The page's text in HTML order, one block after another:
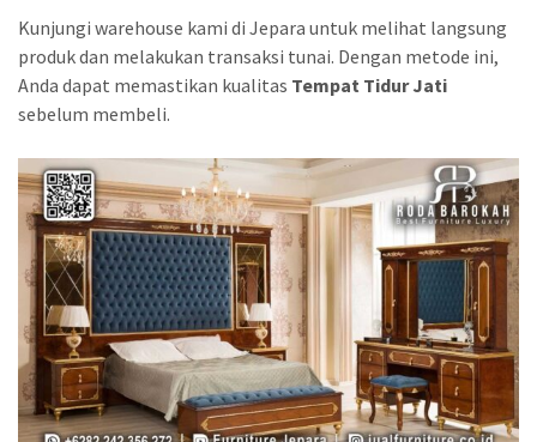
Kunjungi warehouse kami di Jepara untuk melihat langsung
produk dan melakukan transaksi tunai. Dengan metode ini,
Anda dapat memastikan kualitas Tempat Tidur Jati
sebelum membeli.